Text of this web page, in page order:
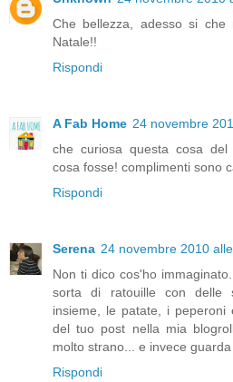
Che bellezza, adesso si
Natale!!
Rispondi
A Fab Home 24 novembre
che curiosa questa cosa
cosa fosse! complimenti sono
Rispondi
Serena 24 novembre 2010
Non ti dico cos'ho
sorta di ratouille con delle
insieme, le patate, i
del tuo post nella mia
molto strano... e invece
Rispondi